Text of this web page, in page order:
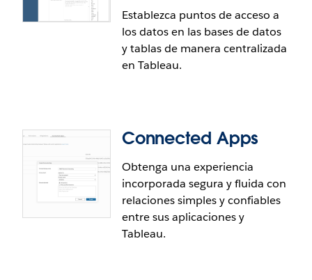
Establezca puntos de acceso a
los datos en las bases de datos
y tablas de manera centralizada
en Tableau.
Connected Apps
Obtenga una experiencia
incorporada segura y fluida con
relaciones simples y confiables
entre sus aplicaciones y
Tableau.